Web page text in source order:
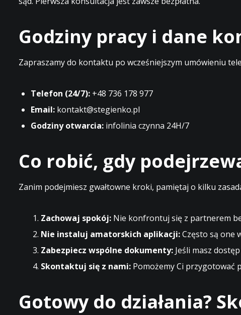
Godziny pracy i dane
Zapraszamy do kontaktu po wcześniejszym umówieniu
Telefon (24/7): +48 736 178 977
Email: kontakt@stegienko.pl
Godziny otwarcia: infolinia czynna 24H/7
Co robić, gdy
Zanim podejmiesz gwałtowne kroki, pamiętaj o kilku
Zachowaj spokój: Nie konfrontuj się z partnerem
Nie instaluj amatorskich aplikacji:Często są one
Zabezpiecz wspólne dokumenty: Jeśli masz
Skontaktuj się z nami: Pomożemy Ci przygotować
Gotowy do działania?